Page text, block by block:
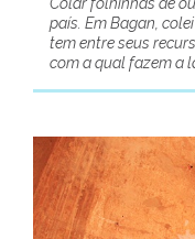
país. Em Bagan,
tem entre seus
com a qual fazem a